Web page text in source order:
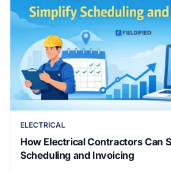
ELECTRICAL
How Electrical Contractors Can
Scheduling and Invoicing